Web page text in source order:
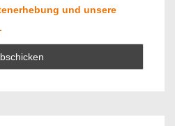
und unsere